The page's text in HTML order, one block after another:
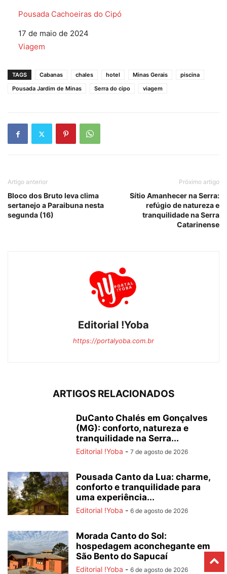
Pousada Cachoeiras do Cipó
Data
17 de maio de 2024
Em relação a
Viagem
TAGS Cabanas chales hotel Minas Gerais
piscina
Pousada Jardim de Minas
Serra do cipo viagem
Artigo anterior
Bloco dos Bruto leva clima
sertanejo a Paraibuna nesta
segunda (16)
Próximo artigo
Sítio Amanhecer na Serra:
refúgio de natureza e
tranquilidade na Serra
Catarinense
Editorial !Yoba
https://portalyoba.com.br
ARTIGOS RELACIONADOS
DuCanto Chalés em Gonçalves
(MG): conforto, natureza e
tranquilidade na Serra...
Editorial !Yoba - 7 de agosto de 2026
Pousada Canto da Lua: charme,
conforto e tranquilidade para
uma experiência...
Editorial !Yoba - 6 de agosto de 2026
Morada Canto do Sol:
hospedagem aconchegante em
São Bento do Sapucaí
Editorial !Yoba - 6 de agosto de 2026